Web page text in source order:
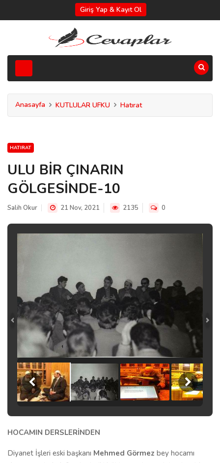
Giriş Yap & Kayıt Ol
Anasayfa KUTLULAR UFKU Hatırat
HATIRAT
ULU BİR ÇINARIN
GÖLGESİNDE-10
Salih Okur 21 Nov, 2021 2135 0
HOCAMIN DERSLERİNDEN
Diyanet İşleri eski başkanı Mehmed Görmez bey hocamı